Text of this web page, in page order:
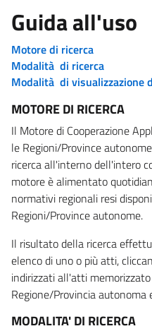
Guida all'uso
Motore di ricerca
Modalità di ricerca
Modalità di visualizzazione
MOTORE DI RICERCA
Il Motore di Cooperazione
le Regioni/Province
ricerca all'interno dell'intero
motore è alimentato
normativi regionali resi
Regioni/Province autonome.
Il risultato della ricerca
elenco di uno o più atti,
indirizzati all'atti
Regione/Provincia autonoma
MODALITA' DI RICERCA